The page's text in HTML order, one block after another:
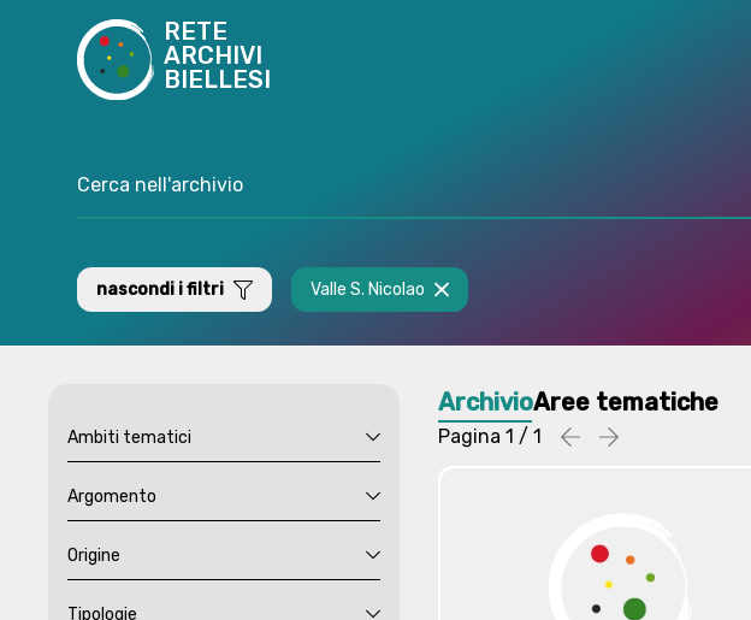
RETE
ARCHIVI
BIELLESI
nascondi i filtri Valle S. Nicolao
Ambiti tematici
Argomento
Origine
Tipologie
ArchivioAree tematiche
Pagina 1 / 1 Precedente
successiva